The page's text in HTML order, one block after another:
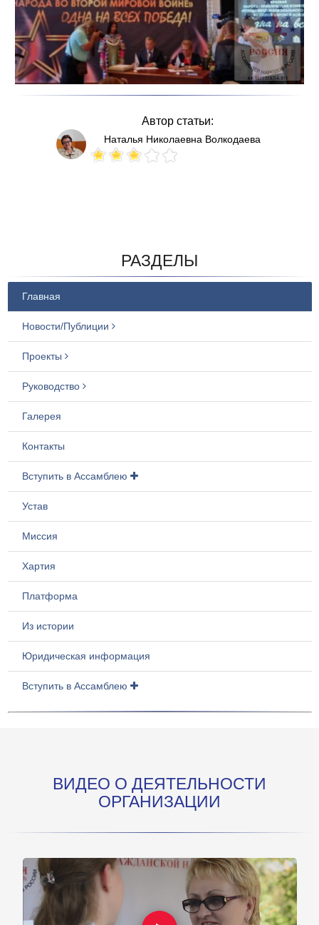
Автор статьи:
Наталья Николаевна Волкодаева
РАЗДЕЛЫ
Главная
Новости/Публиции
Проекты
Руководство
Галерея
Контакты
Вступить в Ассамблею
Устав
Миссия
Хартия
Платформа
Из истории
Юридическая информация
Вступить в Ассамблею
ВИДЕО О ДЕЯТЕЛЬНОСТИ
ОРГАНИЗАЦИИ